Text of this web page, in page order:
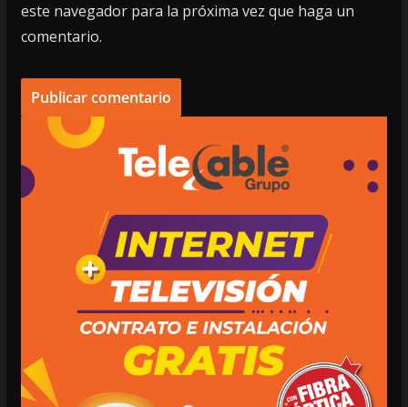
este navegador para la próxima vez que haga un
comentario.